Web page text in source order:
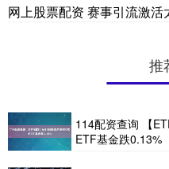
网上股票配资 赛事引流激
推
114配资查询 【
ETF基金跌0.13%